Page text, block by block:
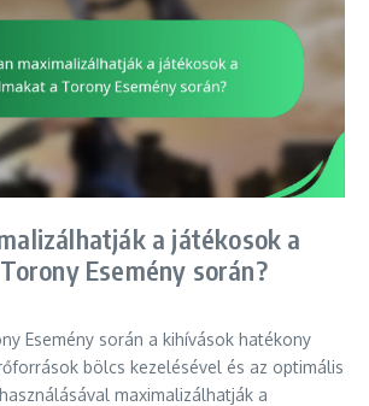
a játékosok a
Esemény során?
Esemény során a kihívások hatékony
bölcs kezelésével és az optimális
maximalizálhatják a